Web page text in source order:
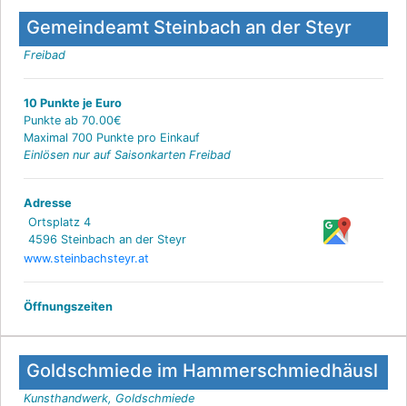
Gemeindeamt Steinbach an der Steyr
Freibad
10 Punkte je Euro
Punkte ab 70.00€
Maximal 700 Punkte pro Einkauf
Einlösen nur auf Saisonkarten Freibad
Adresse
Ortsplatz 4
4596 Steinbach an der Steyr
www.steinbachsteyr.at
Öffnungszeiten
Goldschmiede im Hammerschmiedhäusl
Kunsthandwerk, Goldschmiede